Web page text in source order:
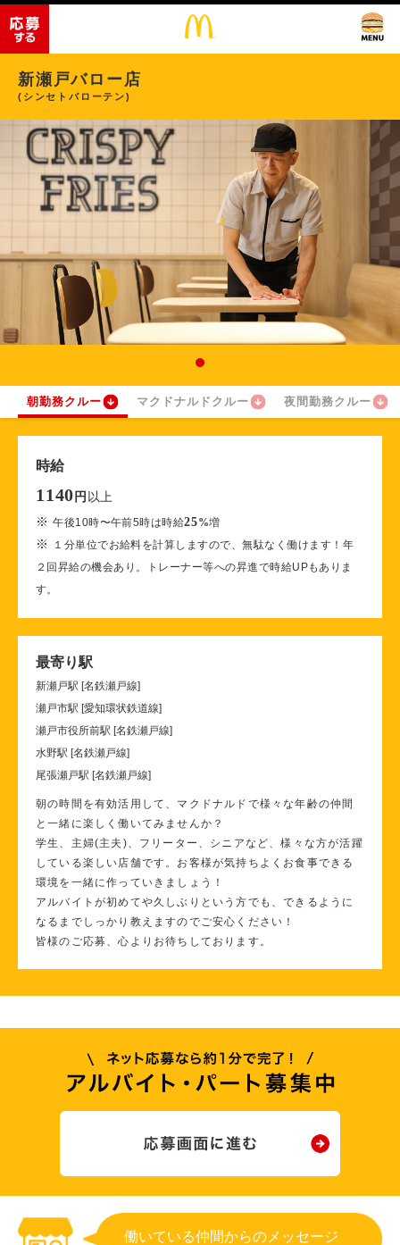
新瀬戸バロー店
(シンセトバローテン)
朝勤務クルー マクドナルドクルー 夜間勤務クルー
時給
1140 円 以上
※午後10時〜午前5時は時給25%増
※
１分単位でお給料を計算しますので、無駄なく働けます！年
２回昇給の機会あり。トレーナー等への昇進で時給UPもありま
す。
最寄り駅
新瀬戸駅 [名鉄瀬戸線]
瀬戸市駅 [愛知環状鉄道線]
瀬戸市役所前駅 [名鉄瀬戸線]
水野駅 [名鉄瀬戸線]
尾張瀬戸駅 [名鉄瀬戸線]
朝の時間を有効活用して、マクドナルドで様々な年齢の仲間
と一緒に楽しく働いてみませんか？
学生、主婦(主夫)、フリーター、シニアなど、様々な方が活躍
している楽しい店舗です。お客様が気持ちよくお食事できる
環境を一緒に作っていきましょう！
アルバイトが初めてや久しぶりという方でも、できるように
なるまでしっかり教えますのでご安心ください！
皆様のご応募、心よりお待ちしております。
働いている仲間からのメッセージ